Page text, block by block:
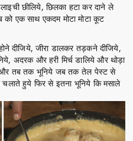
छीलिये, छिलका हटा कर दाने ले
को एक साथ एकदम मोटा मोटा कूट
दीजिये, जीरा डालकर तड़कने दीजिये,
अदरक और हरी मिर्च डालिये और थोड़ा
तब तक भूनिये जब तक तेल पेस्ट से
हुये फिर से इतना भूनिये कि मसाले